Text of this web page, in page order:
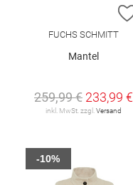
FUCHS SCHMITT
Mantel
259,99 € 233,99 €
inkl. MwSt. zzgl.Versand
-10%